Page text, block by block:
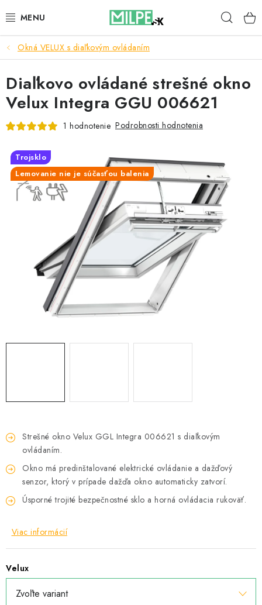
na
STREŠNÉ OKNÁ
PODKROVNÉ SCHODY
DOM A ZÁHRADA
BLOG
KONTAKTY
Reklamace a vrácení zboží
Zásady používania súborov cookie
Podmínky ochrany osobních údajů
Obchodní podmínky
Mapa webu Milpe.sk
Okná VELUX s diaľkovým ovládaním
Strešné okno Velux GGL Integra 006621 s diaľkovým
ovládaním.
Okno má predinštalované elektrické ovládanie a dažďový
senzor, ktorý v prípade dažďa okno automaticky zatvorí.
Úsporné trojité bezpečnostné sklo a horná ovládacia rukoväť.
Viac informácií
Velux
Diaľkovo ovládané strešné okno
Velux Integra GGU 006621
1 hodnotenie Podrobnosti hodnotenia
Trojsklo
Lemovanie nie je súčasťou balenia